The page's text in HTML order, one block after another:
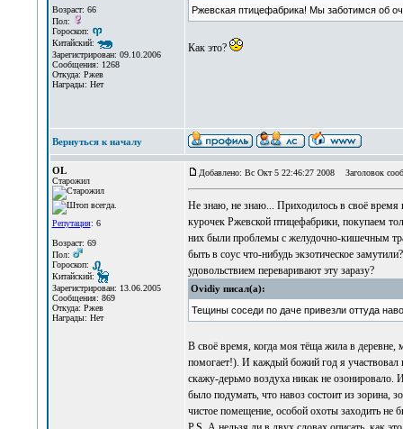
Возраст: 66
Пол:
Гороскоп:
Китайский:
Зарегистрирован: 09.10.2006
Сообщения: 1268
Откуда: Ржев
Награды: Нет
Ржевская птицефабрика! Мы заботимся об
Как это?
Вернуться к началу
OL
Старожил
Репутация: 6
Возраст: 69
Пол:
Гороскоп:
Китайский:
Зарегистрирован: 13.06.2005
Сообщения: 869
Откуда: Ржев
Награды: Нет
Добавлено: Вс Окт 5 22:46:27 2008 Заголовок
Не знаю, не знаю... Приходилось в своё
курочек Ржевской птицефабрики, покупаем
них были проблемы с желудочно-кишечным
быть в соус что-нибудь экзотическое
удовольствием переваривают эту заразу?
Ovidiy писал(а):
Тещины соседи по даче привезли оттуда
В своё время, когда моя тёща жила в деревне,
помогает!). И каждый божий год я участвовал
скажу-дерьмо воздуха никак не озонировало.
было подумать, что навоз состоит из зорина,
чистое помещение, особой охоты заходить не